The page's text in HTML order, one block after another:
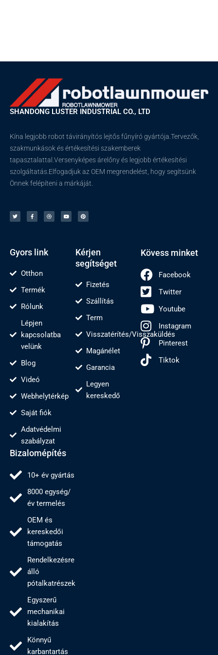
SHANDONG LUSTER INDUSTRIAL CO., LTD
Kína legjobb robot távirányítós lejtős fűnyíró gyártója.Tervezők,
szakmunkások és értékesítési szakemberek
tapasztalattal.Versenyképes árelőny és legjobb értékesítési
szolgáltatás.Elfogadjuk az OEM megrendelést, hogy segítsünk
Önnek felépíteni a márkáját.
i
t
t
c
e
b
e
p
e
u
t
u
n
t
e
Gyors link
Otthon
Termék
Rólunk
Lépjen
kapcsolatba
velünk
Blog
Videó
Webhelytérkép
Saját fiók
Adatvédelmi
szabályzat
Kérjen
segítséget
Fizetés
Szállítás
Term
Visszatérítés/Visszaküldés
Magánélet
Garancia
Legyen
kereskedő
Kövess minket
Facebook
Twitter
Youtube
Instagram
Pinterest
Tiktok
Bizalomépítés
10+ év gyártás
8000 egység/
év termelés
OEM és
kereskedői
támogatás
Rendelkezésre
álló
pótalkatrészek
Egyszerű
mechanikai
kialakítás
Könnyű
karbantartás